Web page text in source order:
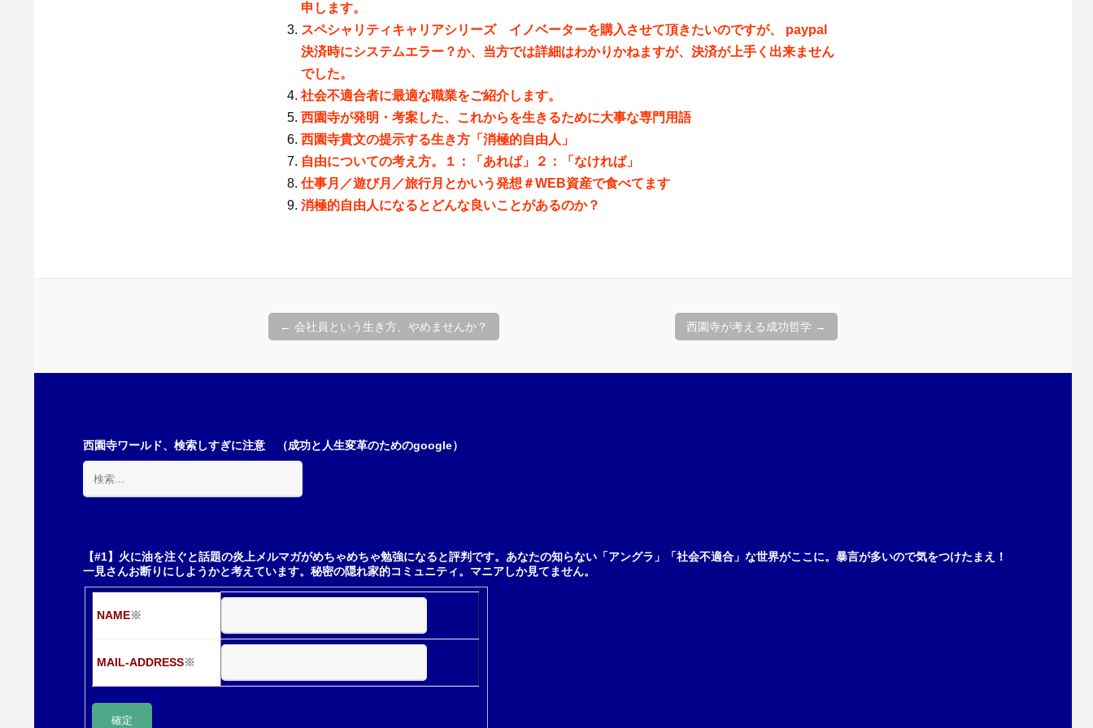
申します。
スペシャリティキャリアシリーズ イノベーターを購入させて頂きたいのですが、 paypal
決済時にシステムエラー？か、当方では詳細はわかりかねますが、決済が上手く出来ません
でした。
社会不適合者に最適な職業をご紹介します。
西園寺が発明・考案した、これからを生きるために大事な専門用語
西園寺貴文の提示する生き方「消極的自由人」
自由についての考え方。１：「あれば」２：「なければ」
仕事月／遊び月／旅行月とかいう発想＃WEB資産で食べてます
消極的自由人になるとどんな良いことがあるのか？
稿
← 会社員という生き方、やめませんか？ 西園寺が考える成功哲学 →
西園寺ワールド、検索しすぎに注意 （成功と人生変革のためのgoogle）
索:
【#1】火に油を注ぐと話題の炎上メルマガがめちゃめちゃ勉強になると評判です。あなたの知らない「アングラ」「社会不適合」な世界がここに。暴言が多いので気をつけたまえ！
一見さんお断りにしようかと考えています。秘密の隠れ家的コミュニティ。マニアしか見てません。
NAME※
MAIL-ADDRESS※